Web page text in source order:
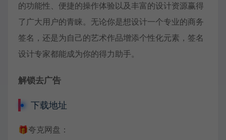
的功能性、便捷的操作体验以及丰富的设计资源赢得
了广大用户的青睐。无论你是想设计一个专业的商务
签名，还是为自己的艺术作品增添个性化元素，签名
设计专家都能成为你的得力助手。
解锁去广告
下载地址
🎁夸克网盘：